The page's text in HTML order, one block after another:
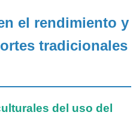
el rendimiento y
tradicionales
del uso del